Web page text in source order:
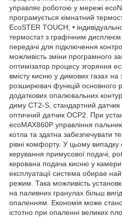
управляє роботою у мережі
програмується кімнатний
EcoSTER TOUCH; •
термостат з графічним
передачі для підключення
можливість зміни програмного
оптимізатор процесу згоряння
вмісту кисню у димових газах на
розширювач функцій основного
додаткових опалювальних
диму CT2-S, стандартний
оптичний датчик OCP2. При
ecoMAX860P управління
котла та здатна забезпечувати
рівні комфорту. У цьому випадку
керування примусової подачі,
керована подача кисню у
експлуатації система обирае
режим. Така можливість
на паливних гранулах більш
опаленням. Економія може
істотно при опаленні великих